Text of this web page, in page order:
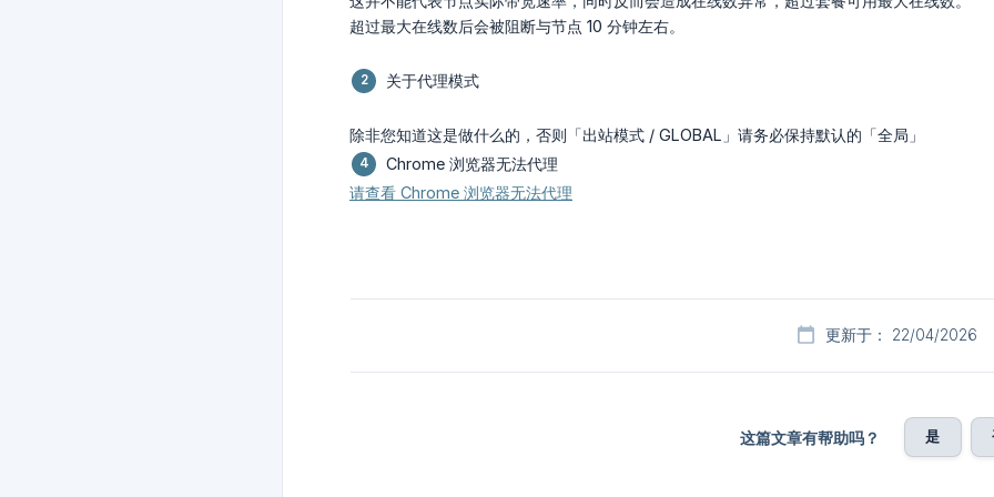
超过最大在线数后会被阻断与节点 10 分钟左右。
关于代理模式
除非您知道这是做什么的，否则「出站模式 / GLOBAL」请务必保持默认的「全局」
Chrome 浏览器无法代理
请查看 Chrome 浏览器无法代理
更新于： 22/04/2026
这篇文章有帮助吗？ 是